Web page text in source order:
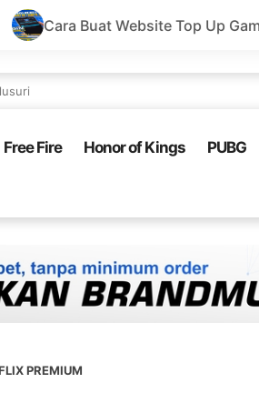
Top Up Game Otomatis
Free Fire Honor of Kings PUBG
PREMIUM